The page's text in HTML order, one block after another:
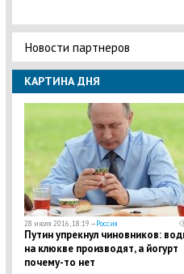
Новости партнеров
КАРТИНА ДНЯ
28 июля 2016, 18:19 —Россия
Путин упрекнул чиновников:
на клюкве производят, а йогурт
почему-то нет